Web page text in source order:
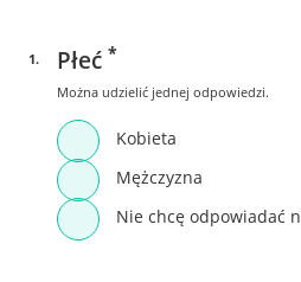
1. Płeć *
Można udzielić jednej odpowiedzi.
Kobieta
Mężczyzna
Nie chcę odpowiadać